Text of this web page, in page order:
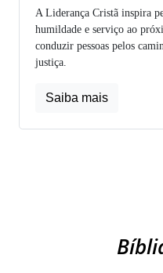
A Liderança Cristã inspira
humildade e serviço ao
conduzir pessoas pelos
justiça.
Saiba mais